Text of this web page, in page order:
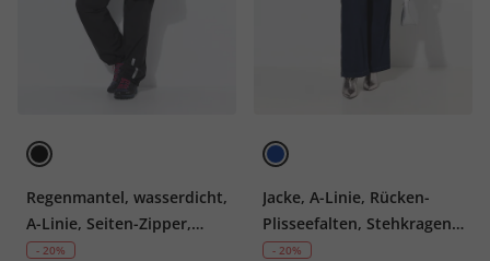
Regenmantel, wasserdicht,
A-Linie, Seiten-Zipper,
Kapuze
- 20%
Jacke, A-Linie, Rücken-
Plisseefalten, Stehkragen,
Komplettfutter
- 20%